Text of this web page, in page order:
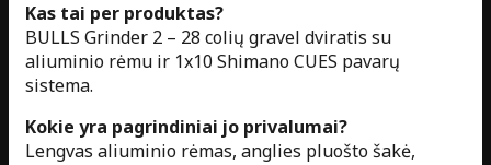
Kas tai per produktas?
BULLS Grinder 2 – 28 colių gravel dviratis su
aliuminio rėmu ir 1x10 Shimano CUES pavarų
sistema.
Kokie yra pagrindiniai jo privalumai?
Lengvas aliuminio rėmas, anglies pluošto šakė,